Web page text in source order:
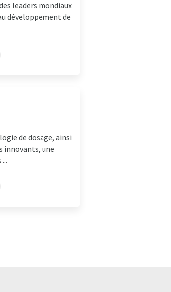
leaders mondiaux
développement de
de dosage, ainsi
innovants, une